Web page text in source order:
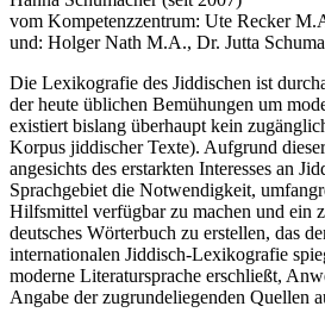
vom Kompetenzzentrum: Ute Recker
und: Holger Nath M.A., Dr. Jutta
Die Lexikografie des Jiddischen ist
der heute üblichen Bemühungen um
existiert bislang überhaupt kein
Korpus jiddischer Texte). Aufgrund
angesichts des erstarkten Interesses an
Sprachgebiet die Notwendigkeit,
Hilfsmittel verfügbar zu machen und ein
deutsches Wörterbuch zu erstellen, das
internationalen Jiddisch-Lexikografie
moderne Literatursprache erschließt,
Angabe der zugrundeliegenden Quellen